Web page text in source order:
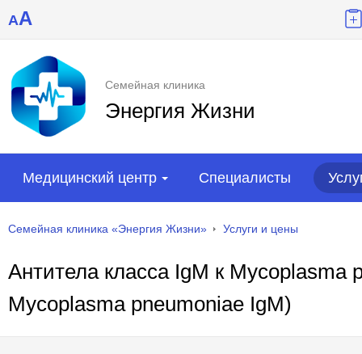
AA
Семейная клиника
Энергия Жизни
Медицинский центр Специалисты
Семейная клиника «Энергия Жизни» Услуги и цены
Aнтитела класса IgM к Mycoplasma
Mycoplasma pneumoniae IgM)